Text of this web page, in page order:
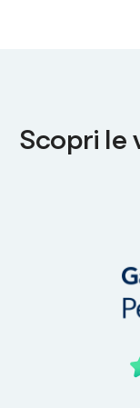
Scopri le